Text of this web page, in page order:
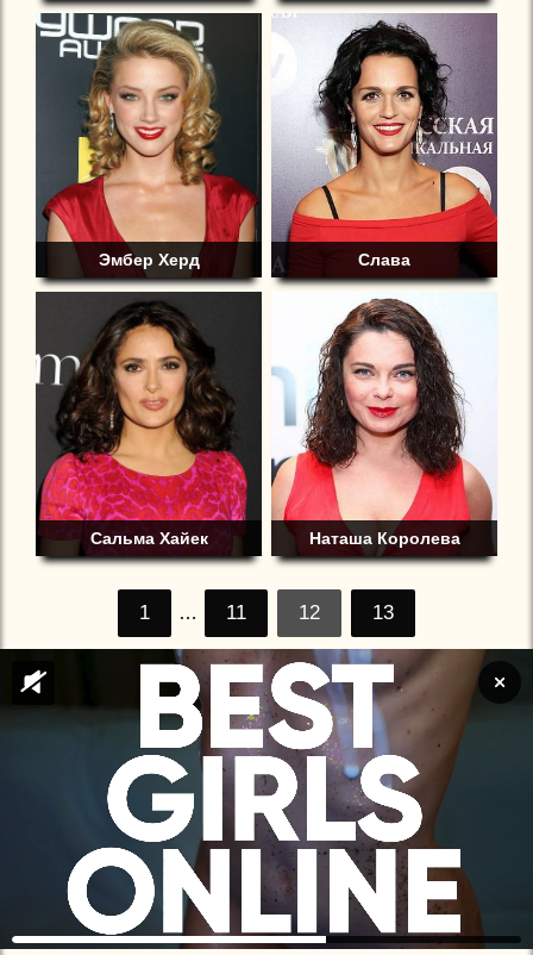
Эмбер Херд Слава
Сальма Хайек Наташа Королева
1 … 11 12 13